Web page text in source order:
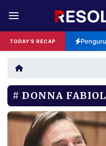
TODAY'S RECAP
REDAKSI
RESOLUSI IKLAN
RUBRIKASI
EDITORIAL AKSARA
FINANSIA PERSONA
DONNA